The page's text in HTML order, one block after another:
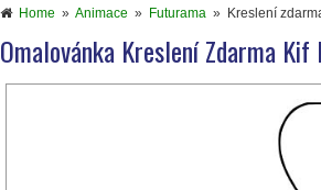
Home » Animace » Futurama » Kreslení
Omalovánka Kreslení Zdarma Kif